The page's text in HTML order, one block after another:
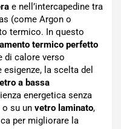
e nell’intercapedine tra
(come Argon o
termico. In questo
termico perfetto
di calore verso
esigenze, la scelta del
a bassa
energetica senza
su un vetro laminato,
per migliorare la